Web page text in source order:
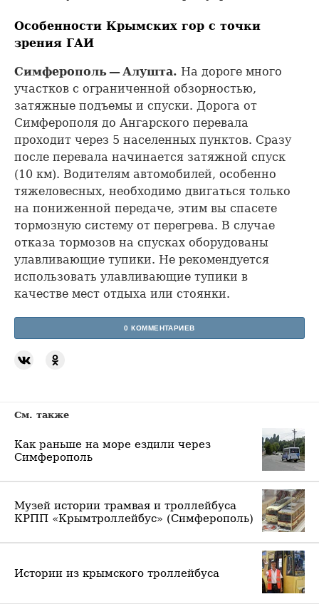
Особенности Крымских гор с точки
зрения ГАИ
Симферополь — Алушта. На дороге много
участков с ограниченной обзорностью,
затяжные подъемы и спуски. Дорога от
Симферополя до Ангарского перевала
проходит через 5 населенных пунктов. Сразу
после перевала начинается затяжной спуск
(10 км). Водителям автомобилей, особенно
тяжеловесных, необходимо двигаться только
на пониженной передаче, этим вы спасете
тормозную систему от перегрева. В случае
отказа тормозов на спусках оборудованы
улавливающие тупики. Не рекомендуется
использовать улавливающие тупики в
качестве мест отдыха или стоянки.
0 КОММЕНТАРИЕВ
См. также
Как раньше на море ездили через
Симферополь
Музей истории трамвая и троллейбуса
КРПП «Крымтроллейбус» (Симферополь)
Истории из крымского троллейбуса